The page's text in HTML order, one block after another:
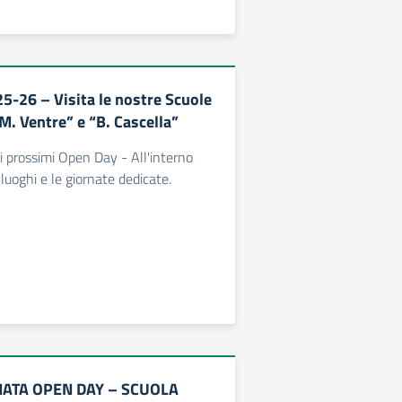
26 – Visita le nostre Scuole
Ventre” e “B. Cascella”
prossimi Open Day - All'interno
e le giornate dedicate.
OPEN DAY – SCUOLA